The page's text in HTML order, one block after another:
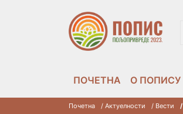
ПОЧЕТНА О ПОПИСУ
Почетна / Актуелности / Вести